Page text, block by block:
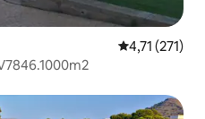
4,71 (271)